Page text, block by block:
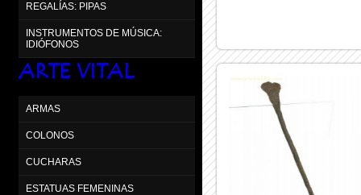
REGALÍAS: PIPAS
INSTRUMENTOS DE MÚSICA:
IDIÓFONOS
ARTE VITAL
ARMAS
COLONOS
CUCHARAS
ESTATUAS FEMENINAS